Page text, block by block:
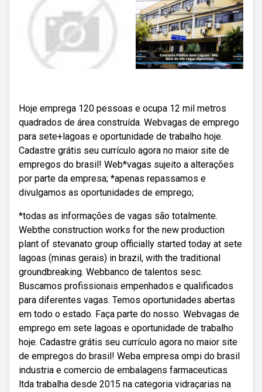
Hoje emprega 120 pessoas e ocupa 12 mil metros
quadrados de área construída. Webvagas de emprego
para sete+lagoas e oportunidade de trabalho hoje.
Cadastre grátis seu currículo agora no maior site de
empregos do brasil! Web*vagas sujeito a alterações
por parte da empresa; *apenas repassamos e
divulgamos as oportunidades de emprego;
*todas as informações de vagas são totalmente.
Webthe construction works for the new production
plant of stevanato group officially started today at sete
lagoas (minas gerais) in brazil, with the traditional
groundbreaking. Webbanco de talentos sesc.
Buscamos profissionais empenhados e qualificados
para diferentes vagas. Temos oportunidades abertas
em todo o estado. Faça parte do nosso. Webvagas de
emprego em sete lagoas e oportunidade de trabalho
hoje. Cadastre grátis seu currículo agora no maior site
de empregos do brasil! Weba empresa ompi do brasil
industria e comercio de embalagens farmaceuticas
ltda trabalha desde 2015 na categoria vidraçarias na